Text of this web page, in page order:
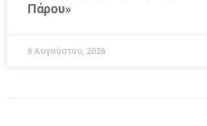
Πάρου»
6 Αυγούστου, 2026